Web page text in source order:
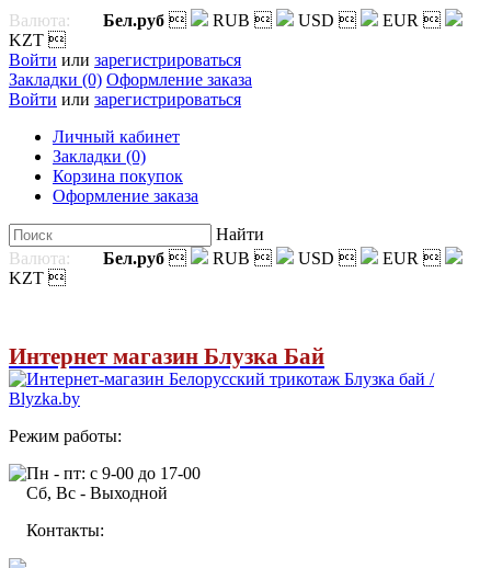
Валюта: Бел.руб  RUB  USD  EUR 
KZT 
Войти или зарегистрироваться
Закладки (0) Оформление заказа
Войти или зарегистрироваться
Личный кабинет
Закладки (0)
Корзина покупок
Оформление заказа
Найти
Валюта:
Бел.руб  RUB  USD  EUR 
KZT 
Интернет магазин Блузка Бай
Режим работы:
Пн - пт: с 9-00 до 17-00
Сб, Вс - Выходной
Контакты: